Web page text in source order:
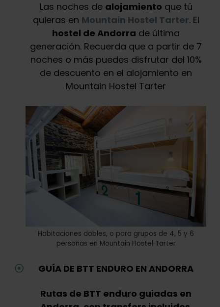
Las noches de alojamiento que tú
quieras en Mountain Hostel Tarter. El
hostel de Andorra de última
generación. Recuerda que a partir de 7
noches o más puedes disfrutar del 10%
de descuento en el alojamiento en
Mountain Hostel Tarter
Habitaciones dobles, o para grupos de 4, 5 y 6
personas en Mountain Hostel Tarter
GUÍA DE BTT ENDURO EN ANDORRA
Rutas de BTT enduro guiadas en